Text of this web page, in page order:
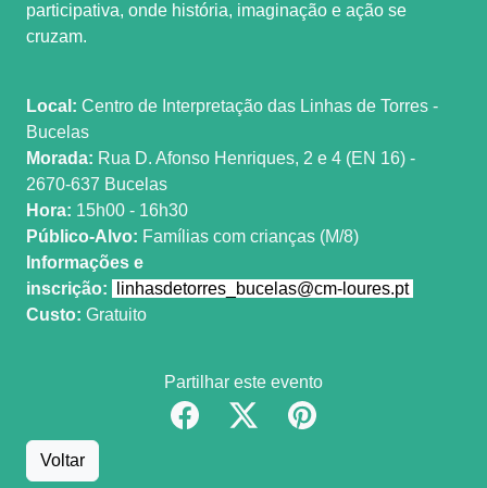
participativa, onde história, imaginação e ação se
cruzam.
Local: Centro de Interpretação das Linhas de Torres -
Bucelas
Morada: Rua D. Afonso Henriques, 2 e 4 (EN 16) -
2670-637 Bucelas
Hora: 15h00 - 16h30
Público-Alvo: Famílias com crianças (M/8)
Informações e
inscrição:
linhasdetorres_bucelas@cm-loures.pt
Custo: Gratuito
Partilhar este evento
Voltar